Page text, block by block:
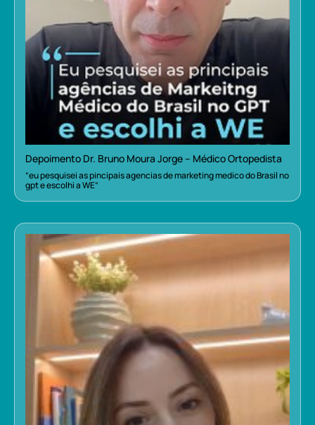
Depoimento Dr. Bruno Moura Jorge – Médico Ortopedista
“eu pesquisei as pincipais agencias de marketing medico do Brasil no
gpt e escolhi a WE”